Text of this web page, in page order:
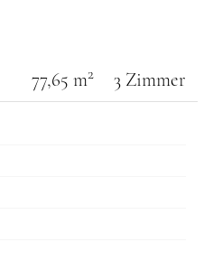
77,65 m2 3 Zimmer